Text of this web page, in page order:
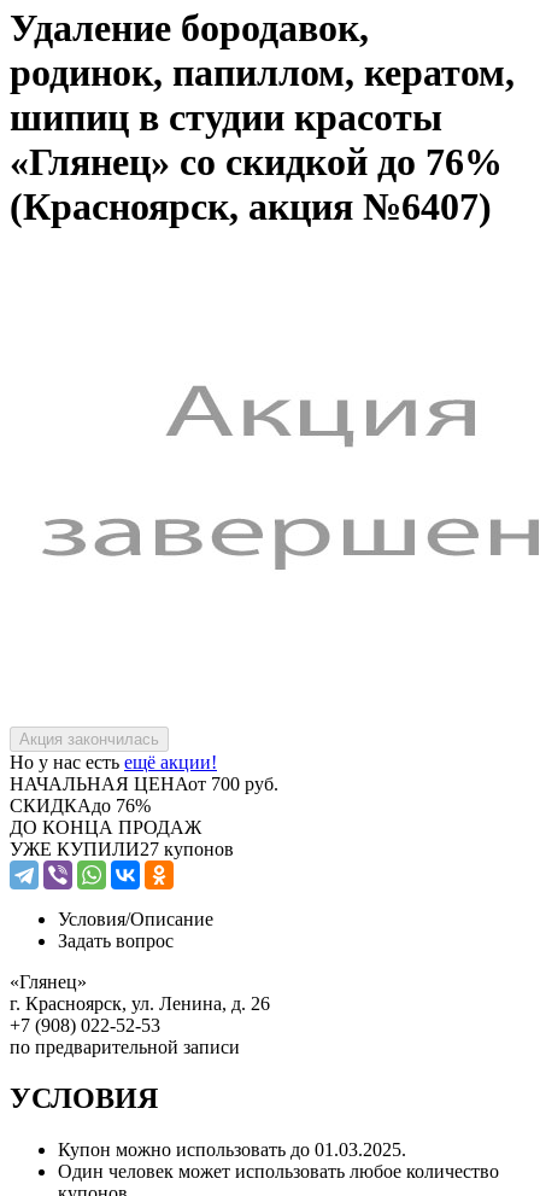
Удаление бородавок,
родинок, папиллом, кератом,
шипиц в студии красоты
«Глянец» со скидкой до 76%
(Красноярск, акция №6407)
Но у нас есть ещё акции!
НАЧАЛЬНАЯ ЦЕНАот 700 руб.
СКИДКАдо 76%
ДО КОНЦА ПРОДАЖ
УЖЕ КУПИЛИ27 купонов
Условия/Описание
Задать вопрос
«Глянец»
г. Красноярск, ул. Ленина, д. 26
+7 (908) 022-52-53
по предварительной записи
УСЛОВИЯ
Купон можно использовать до 01.03.2025.
Один человек может использовать любое количество